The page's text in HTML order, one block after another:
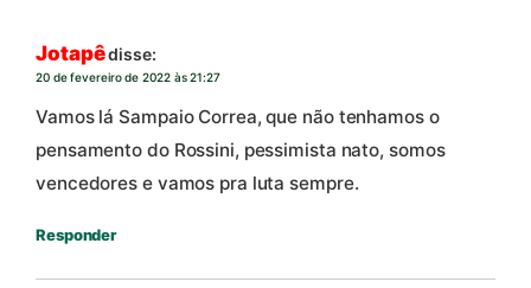
Jotapêdisse:
20 de fevereiro de 2022 às 21:27
Vamos lá Sampaio Correa, que não tenhamos o
pensamento do Rossini, pessimista nato, somos
vencedores e vamos pra luta sempre.
Responder